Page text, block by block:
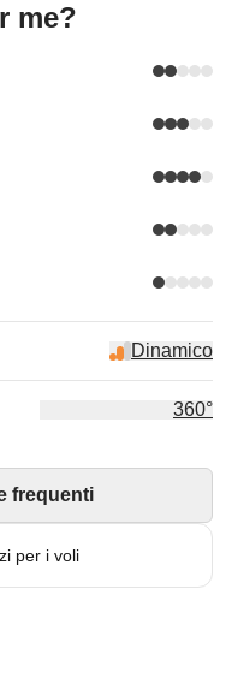
me?
Dinamico
360°
per i voli
frequenti